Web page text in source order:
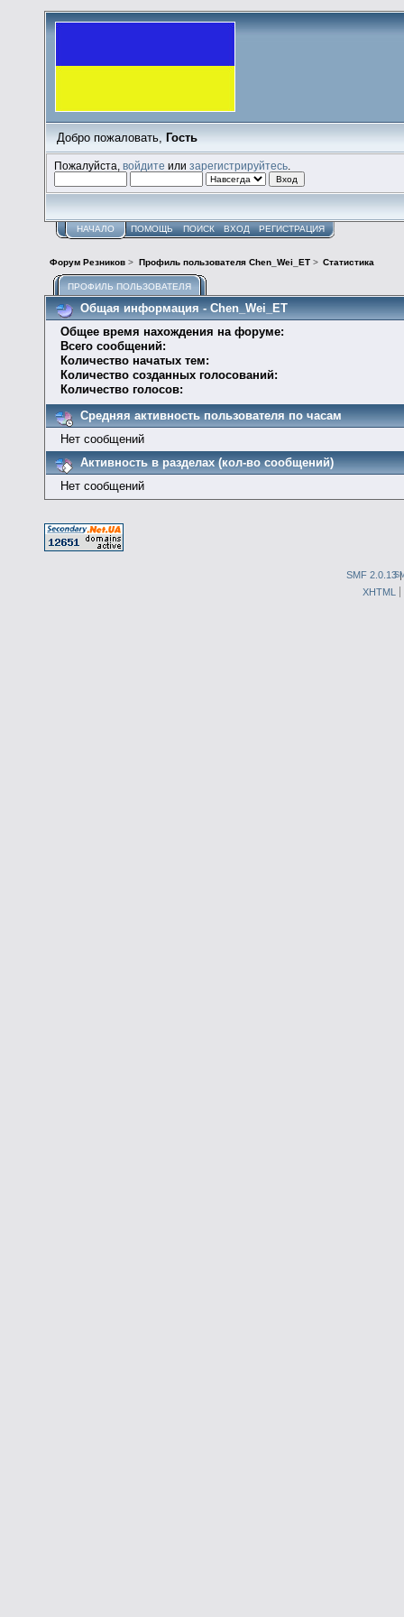
Добро пожаловать, Гость
Пожалуйста,войдите илизарегистрируйтесь
НАЧАЛО ПОМОЩЬ ПОИСК ВХОД РЕГИСТРАЦИЯ
Форум Резников > Профиль пользователя Chen_Wei_ET> Статистика
ПРОФИЛЬ ПОЛЬЗОВАТЕЛЯ
Общая информация - Chen_Wei_ET
Общее время нахождения на форуме:
Всего сообщений:
Количество начатых тем:
Количество созданных голосований:
Количество голосов:
Средняя активность пользователя по часам
Нет сообщений
Активность в разделах (кол-во сообщений)
Нет сообщений
SMF 2.0.13|
XHTML